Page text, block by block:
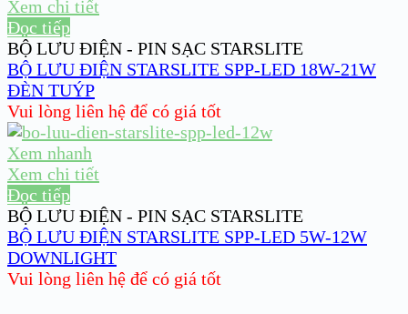
Xem chi tiết
Đọc tiếp
BỘ LƯU ĐIỆN - PIN SẠC STARSLITE
BỘ LƯU ĐIỆN STARSLITE SPP-LED 18W-21W
ĐÈN TUÝP
Vui lòng liên hệ để có giá tốt
Xem nhanh
Xem chi tiết
Đọc tiếp
BỘ LƯU ĐIỆN - PIN SẠC STARSLITE
BỘ LƯU ĐIỆN STARSLITE SPP-LED 5W-12W
DOWNLIGHT
Vui lòng liên hệ để có giá tốt